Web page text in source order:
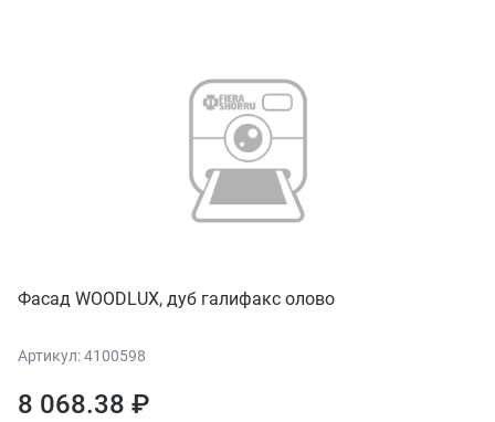
Фасад WOODLUX, дуб галифакс олово
Артикул: 4100598
8 068.38 ₽